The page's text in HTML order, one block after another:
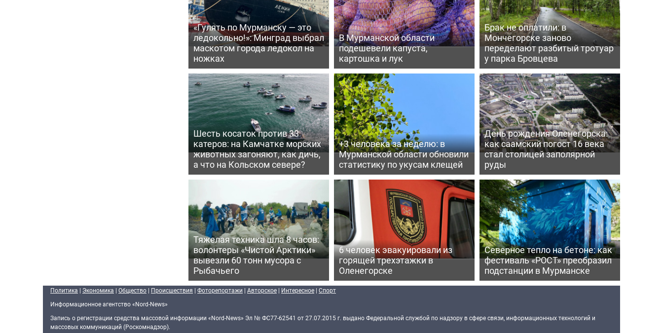
«Гулять по Мурманску — это
ледокольно!»: Минград выбрал
маскотом города ледокол на
ножках
В Мурманской области
подешевели капуста,
картошка и лук
Брак не оплатили: в
Мончегорске заново
переделают разбитый тротуар
у парка Бровцева
Шесть косаток против 33
катеров: на Камчатке морских
животных загоняют, как дичь,
а что на Кольском севере?
+3 человека за неделю: в
Мурманской области обновили
статистику по укусам клещей
День рождения Оленегорска:
как саамский погост 16 века
стал столицей заполярной
руды
Тяжелая техника шла 8 часов:
волонтеры «Чистой Арктики»
вывезли 60 тонн мусора с
Рыбачьего
6 человек эвакуировали из
горящей трехэтажки в
Оленегорске
Северное тепло на бетоне: как
фестиваль «РОСТ» преобразил
подстанции в Мурманске
Политика | Экономика | Общество | Происшествия | Фоторепортажи | Авторское | Интересное | Спорт
Информационное агентство «Nord-News»
Запись о регистрации средства массовой информации «Nord-News» Эл № ФС77-62541 от 27.07.2015 г. выдано Федеральной службой по надзору в сфере связи, информационных технологий и
массовых коммуникаций (Роскомнадзор).